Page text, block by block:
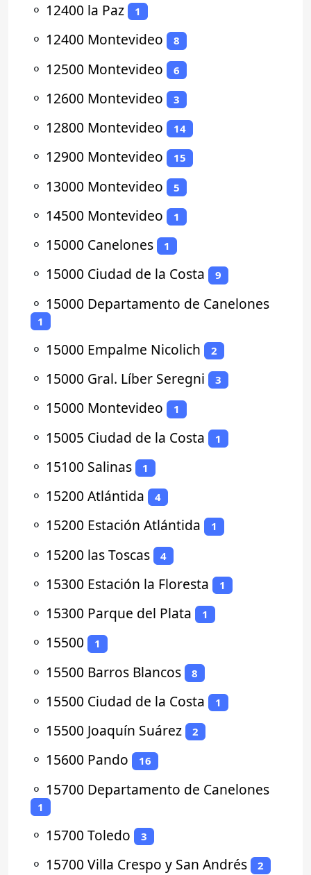
⚬ 12400 la Paz 1
⚬ 12400 Montevideo 8
⚬ 12500 Montevideo 6
⚬ 12600 Montevideo 3
⚬ 12800 Montevideo 14
⚬ 12900 Montevideo 15
⚬ 13000 Montevideo 5
⚬ 14500 Montevideo 1
⚬ 15000 Canelones 1
⚬ 15000 Ciudad de la Costa 9
⚬ 15000 Departamento de Canelones
1
⚬ 15000 Empalme Nicolich 2
⚬ 15000 Gral. Líber Seregni 3
⚬ 15000 Montevideo 1
⚬ 15005 Ciudad de la Costa 1
⚬ 15100 Salinas 1
⚬ 15200 Atlántida 4
⚬ 15200 Estación Atlántida 1
⚬ 15200 las Toscas 4
⚬ 15300 Estación la Floresta 1
⚬ 15300 Parque del Plata 1
⚬ 15500 1
⚬ 15500 Barros Blancos 8
⚬ 15500 Ciudad de la Costa 1
⚬ 15500 Joaquín Suárez 2
⚬ 15600 Pando 16
⚬ 15700 Departamento de Canelones
1
⚬ 15700 Toledo 3
⚬ 15700 Villa Crespo y San Andrés 2